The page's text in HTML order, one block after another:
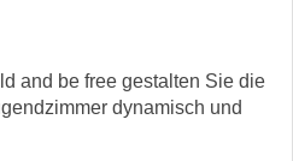
and be free gestalten Sie die
dynamisch und